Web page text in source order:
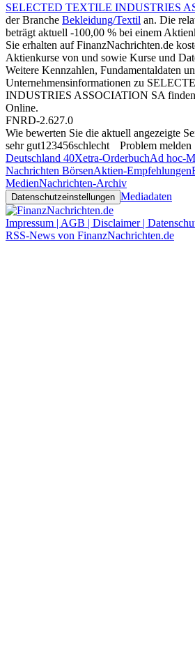
SELECTED TEXTILE INDUSTRIES
der Branche Bekleidung/Textil an. Die
beträgt aktuell -100,00 % bei einem
Sie erhalten auf FinanzNachrichten.de
Aktienkurse von und sowie Kurse und
Weitere Kennzahlen, Fundamentaldaten
Unternehmensinformationen zu
INDUSTRIES ASSOCIATION SA
Online.
FNRD-2.627.0
Wie bewerten Sie die aktuell angezeigte
sehr gut1 23456schlecht
Problem melden
Deutschland 40Xetra-OrderbuchAd hoc-
Nachrichten BörsenAktien-Empfehlungen
MedienNachrichten-Archiv
Datenschutzeinstellungen Mediadaten
Impressum | AGB | Disclaimer |
RSS-News von FinanzNachrichten.de